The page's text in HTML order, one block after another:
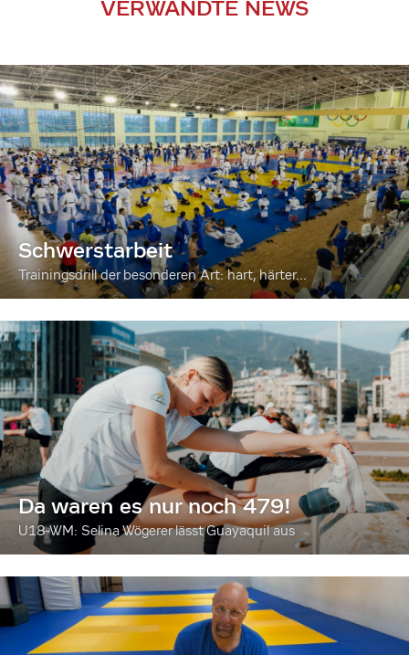
VERWANDTE NEWS
Schwerstarbeit
Trainingsdrill der besonderen Art: hart, härter...
Da waren es nur noch 479!
U18-WM: Selina Wögerer lässt Guayaquil aus